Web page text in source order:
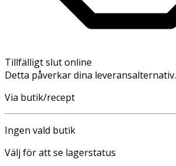
Tillfälligt slut online
Detta påverkar dina leveransalternativ.
Via butik/recept
Ingen vald butik
Välj för att se lagerstatus